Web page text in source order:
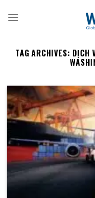
TAG ARCHIVES: DỊCH